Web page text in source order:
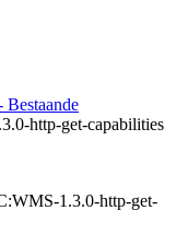
http-get-capabilities
1.3.0-http-get-